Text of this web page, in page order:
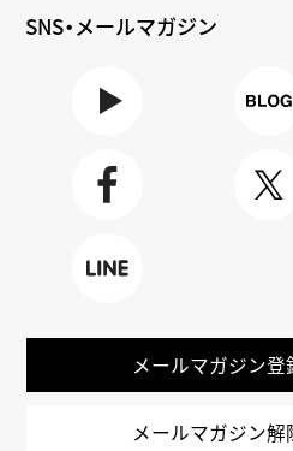
SNS・メールマガジン
メールマガジン登
メールマガジン解